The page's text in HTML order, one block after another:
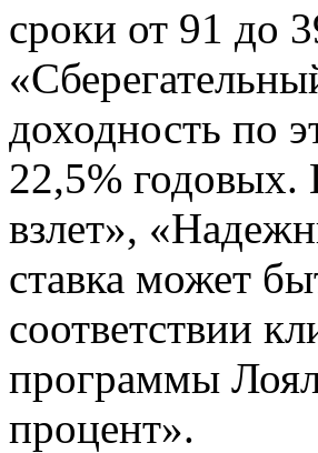
сроки от 91 до
доходность по
22,5% годовых.
взлет»,
ставка может
соответствии
программы
процент».